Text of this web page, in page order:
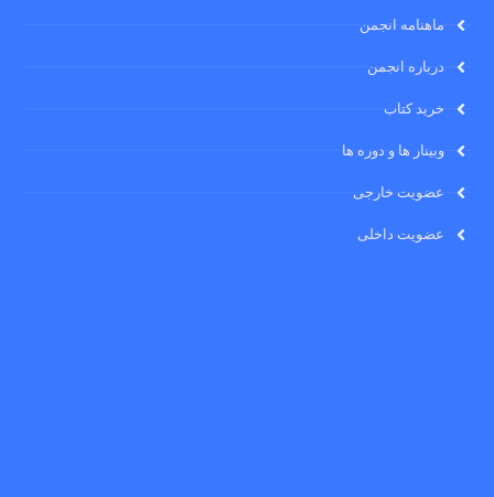
ماهنامه انجمن
درباره انجمن
خرید کتاب
وبینار ها و دوره ها
عضویت خارجی
عضویت داخلی